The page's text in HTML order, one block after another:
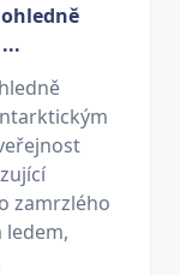
zamrzlého
ledem,